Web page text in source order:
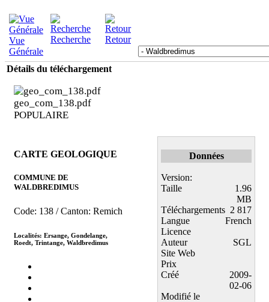
Vue
Générale
Recherche Retour
Détails du téléchargement
geo_com_138.pdf
POPULAIRE
CARTE GEOLOGIQUE
COMMUNE DE
WALDBREDIMUS
Code: 138 / Canton: Remich
Localités: Ersange, Gondelange,
Roedt, Trintange, Waldbredimus
Données
Version:
Taille
1.96
MB
Téléchargements 2 817
Langue
French
Licence
Auteur
SGL
Site Web
Prix
Créé
2009-
02-06
Modifié le